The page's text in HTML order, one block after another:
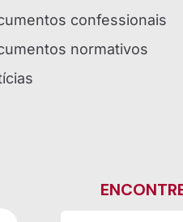
confessionais
normativos